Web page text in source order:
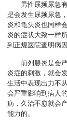
男性尿频尿急
是会发生尿频尿急
炎和龟头炎也同样
炎的症状大致一样
到正规医院查明病
前列腺炎是会
炎症的刺激，就会
生活中表现出力不
会严重影响到病人
病，久治不愈就会
能力的。